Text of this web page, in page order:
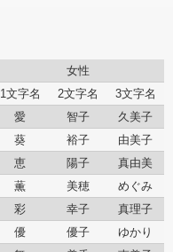
女性
1文字名 2文字名
3文字名
愛 智子
久美子
葵 裕子
由美子
恵 陽子
真由美
薫 美穂
めぐみ
彩 幸子
真理子
優 優子
ゆかり